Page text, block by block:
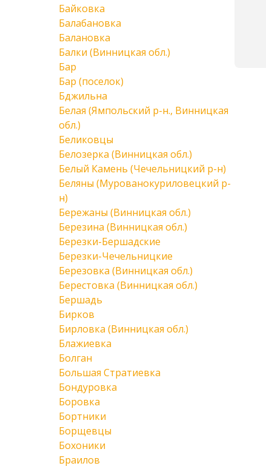
Байковка
Балабановка
Балановка
Балки (Винницкая обл.)
Бар
Бар (поселок)
Бджильна
Белая (Ямпольский р-н., Винницкая
обл.)
Беликовцы
Белозерка (Винницкая обл.)
Белый Камень (Чечельницкий р-н)
Беляны (Мурованокуриловецкий р-
н)
Бережаны (Винницкая обл.)
Березина (Винницкая обл.)
Березки-Бершадские
Березки-Чечельницкие
Березовка (Винницкая обл.)
Берестовка (Винницкая обл.)
Бершадь
Бирков
Бирловка (Винницкая обл.)
Блажиевка
Болган
Большая Стратиевка
Бондуровка
Боровка
Бортники
Борщевцы
Бохоники
Браилов